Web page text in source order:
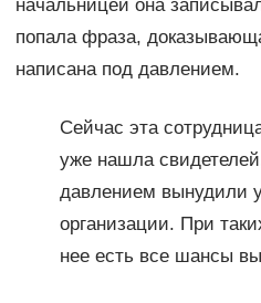
начальницей она
попала фраза,
написана под давлением.
Сейчас эта
уже нашла
давлением вынудили
организации. При
нее есть все шансы